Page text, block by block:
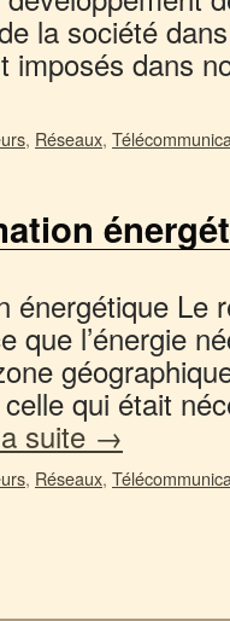
la société
imposés dans
, Réseaux,
énergétique Le
que l’énergie
qui était
suite →
, Réseaux,